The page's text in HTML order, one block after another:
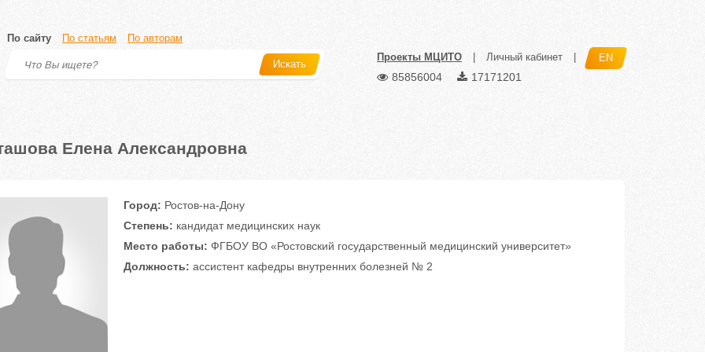
По сайту По статьям По авторам
Искать
Проекты МЦИТО Личный кабинет EN
85856004 17171201
Елена Александровна
Город: Ростов-на-Дону
Степень: кандидат медицинских наук
Место работы: ФГБОУ ВО «Ростовский государственный медицинский университет»
Должность: ассистент кафедры внутренних болезней № 2